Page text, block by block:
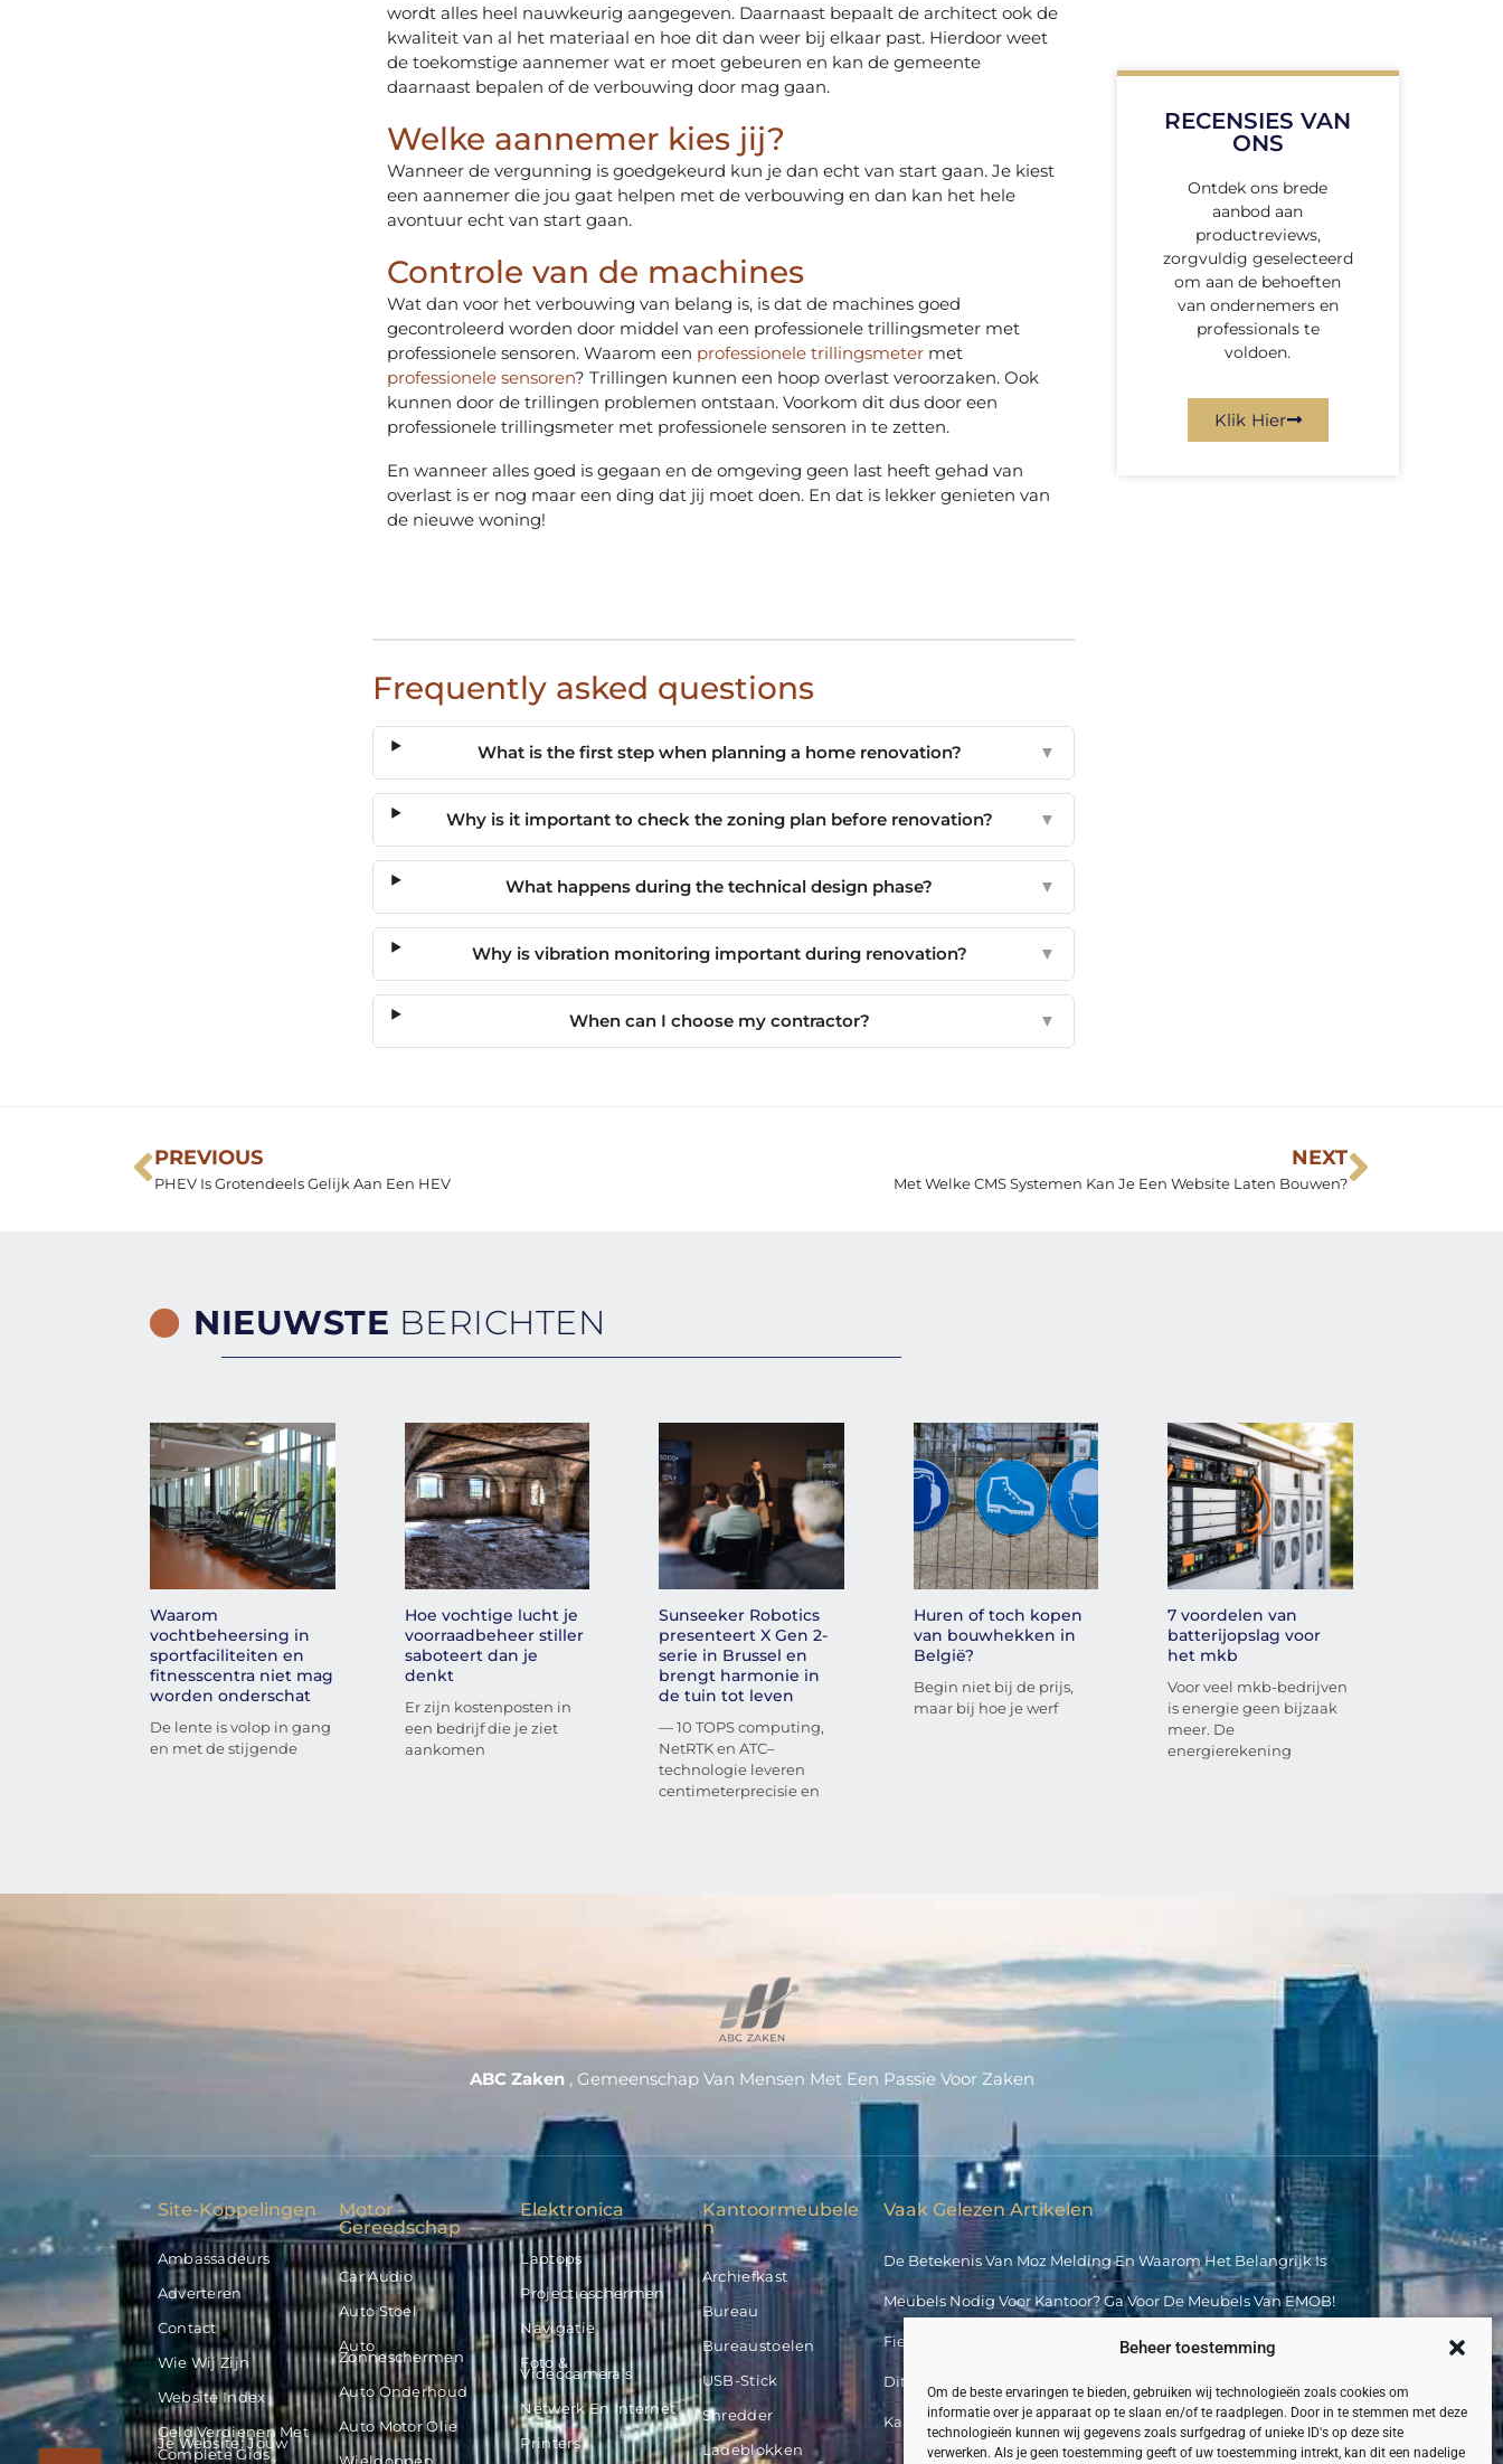
Beheer toestemming
Om de beste ervaringen te bieden, gebruiken wij technologieën zoals cookies om
informatie over je apparaat op te slaan en/of te raadplegen. Door in te stemmen met deze
technologieën kunnen wij gegevens zoals surfgedrag of unieke ID's op deze site
verwerken. Als je geen toestemming geeft of uw toestemming intrekt, kan dit een nadelige
wordt alles heel nauwkeurig aangegeven. Daarnaast bepaalt de architect ook de
kwaliteit van al het materiaal en hoe dit dan weer bij elkaar past. Hierdoor weet
de toekomstige aannemer wat er moet gebeuren en kan de gemeente
daarnaast bepalen of de verbouwing door mag gaan.
Welke aannemer kies jij?
Wanneer de vergunning is goedgekeurd kun je dan echt van start gaan. Je kiest
een aannemer die jou gaat helpen met de verbouwing en dan kan het hele
avontuur echt van start gaan.
Controle van de machines
Wat dan voor het verbouwing van belang is, is dat de machines goed
gecontroleerd worden door middel van een professioneletrillingsmeter met
professionele sensoren. Waarom een professioneletrillingsmeter met
professionele sensoren? Trillingen kunnen een hoop overlast veroorzaken. Ook
kunnen door de trillingen problemen ontstaan. Voorkom dit dus door een
professioneletrillingsmeter met professionele sensoren in te zetten.
En wanneer alles goed is gegaan en de omgeving geen last heeft gehad van
overlast is er nog maar een ding dat jij moet doen. En dat is lekker genieten van
de nieuwe woning!
Frequently asked questions
What is the first step when planning a home renovation? ▼
Why is it important to check the zoning plan before renovation? ▼
What happens during the technical design phase? ▼
Why is vibration monitoring important during renovation? ▼
When can I choose my contractor? ▼
RECENSIES VAN
ONS
Ontdek ons brede
aanbod aan
productreviews,
zorgvuldig geselecteerd
om aan de behoeften
van ondernemers en
professionals te
voldoen.
Klik Hier
PREVIOUS
PHEV Is Grotendeels Gelijk Aan Een HEV
NEXT
Met Welke CMS Systemen Kan Je Een Website Laten Bouwen?
NIEUWSTE BERICHTEN
Waarom
vochtbeheersing in
sportfaciliteiten en
fitnesscentra niet mag
worden onderschat
De lente is volop in gang
en met de stijgende
Hoe vochtige lucht je
voorraadbeheer stiller
saboteert dan je
denkt
Er zijn kostenposten in
een bedrijf die je ziet
aankomen
Sunseeker Robotics
presenteert X Gen 2-
serie in Brussel en
brengt harmonie in
de tuin tot leven
— 10 TOPS computing,
NetRTK en ATC–
technologie leveren
centimeterprecisie en
Huren of toch kopen
van bouwhekken in
België?
Begin niet bij de prijs,
maar bij hoe je werf
7 voordelen van
batterijopslag voor
het mkb
Voor veel mkb-bedrijven
is energie geen bijzaak
meer. De
energierekening
ABC Zaken , Gemeenschap Van Mensen Met Een Passie Voor Zaken
Site-Koppelingen
Ambassadeurs
Adverteren
Contact
Wie Wij Zijn
Website Index
Geld Verdienen Met
Je Website: Jouw
Complete Gids
Motor -
Gereedschap
Car Audio
Auto Stoel
Auto
Zonneschermen
Auto Onderhoud
Auto Motor Olie
Wieldoppen
Elektronica
Laptops
Projectieschermen
Navigatie
Foto &
Videocamera’s
Netwerk En Internet
Printers
Kantoormeubele
N
Archiefkast
Bureau
Bureaustoelen
USB-Stick
Shredder
Ladeblokken
Vaak Gelezen Artikelen
De Betekenis Van Moz Melding En Waarom Het Belangrijk Is
Meubels Nodig Voor Kantoor? Ga Voor De Meubels Van EMOB!
Fietsflessen Van Hoge Kwaliteit
Dit Kost Een Gemiddelde Golfplaat Voor Jou
Kan Stucloper Bij Het Oud Papier?